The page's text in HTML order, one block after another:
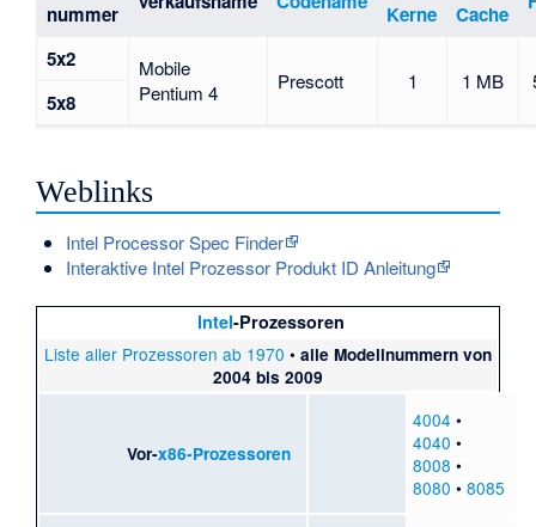
nummer
Kerne
Cache
5x2
Mobile
Pentium 4
Prescott 1 1 MB
5x8
Weblinks
Intel Processor Spec Finder
Interaktive Intel Prozessor Produkt ID Anleitung
Intel-Prozessoren
Liste aller Prozessoren ab 1970 • alle Modellnummern von
2004 bis 2009
Vor-x86-Prozessoren
4004•
4040 •
8008 •
8080 • 8085